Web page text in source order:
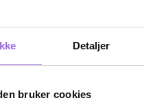
Detaljer
bruker cookies
344981